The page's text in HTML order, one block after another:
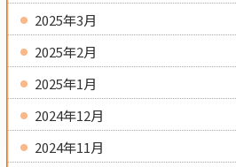
2025年3月
2025年2月
2025年1月
2024年12月
2024年11月